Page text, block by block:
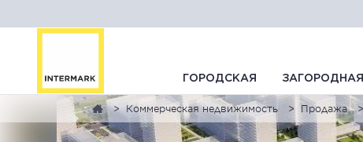
ГОРОДСКАЯ ЗАГОРОДНАЯ
Коммерческая недвижимость Продажа